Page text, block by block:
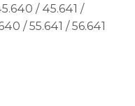
/ 45.641 /
/ 55.641 / 56.641